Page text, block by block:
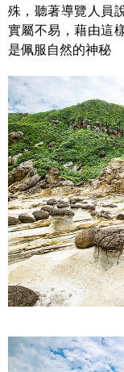
殊，聽著導覽人員
實屬不易，藉由這
是佩服自然的神秘